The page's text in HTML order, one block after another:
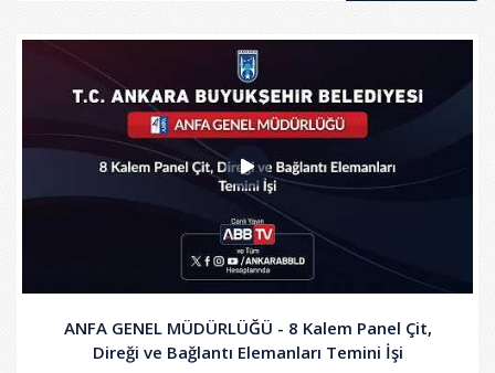
ANFA GENEL MÜDÜRLÜĞÜ - 8 Kalem Panel Çit,
Direği ve Bağlantı Elemanları Temini İşi